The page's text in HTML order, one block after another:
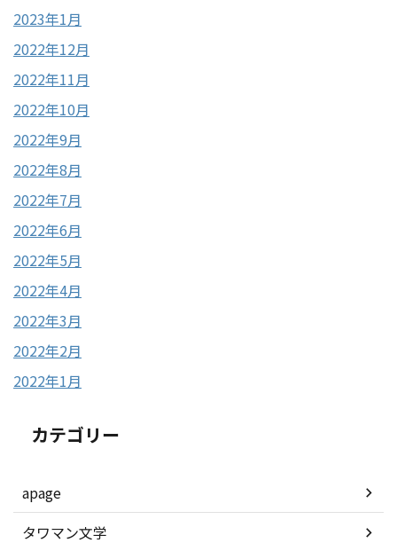
2023年1月
2022年12月
2022年11月
2022年10月
2022年9月
2022年8月
2022年7月
2022年6月
2022年5月
2022年4月
2022年3月
2022年2月
2022年1月
カテゴリー
apage
タワマン文学